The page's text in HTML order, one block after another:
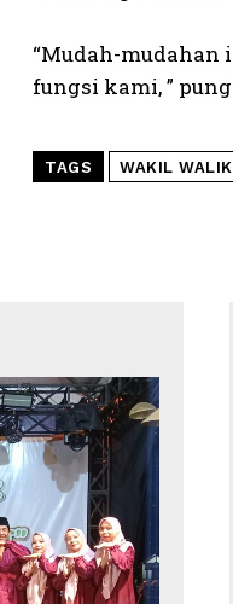
“Mudah-
fungsi kami, ”
TAGS WAKIL